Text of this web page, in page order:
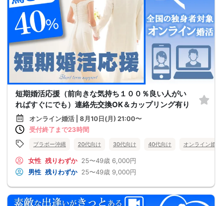
短期婚活応援（前向きな気持ち１００％良い人がい
ればすぐにでも）連絡先交換OK＆カップリング有り
オンライン婚活 | 8月10日(月) 21:00〜
受付終了まで23時間
ブラボー沖縄 20代向け 30代向け 40代向け オンライン婚活
女性 残りわずか 25〜49歳 6,000円
男性 残りわずか 25〜49歳 9,000円